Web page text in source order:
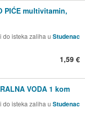
PIĆE multivitamin,
do isteka zaliha u Studenac
1,59 €
VODA 1 kom
do isteka zaliha u Studenac